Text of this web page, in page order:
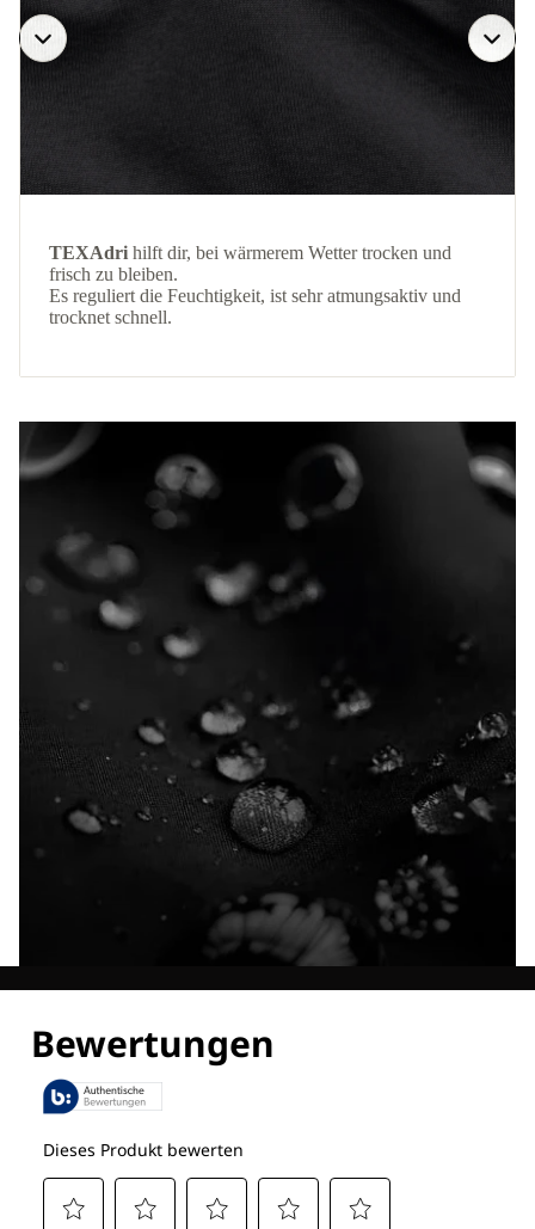
TEXAdri hilft dir, bei wärmerem Wetter trocken und
frisch zu bleiben.
Es reguliert die Feuchtigkeit, ist sehr atmungsaktiv und
trocknet schnell.